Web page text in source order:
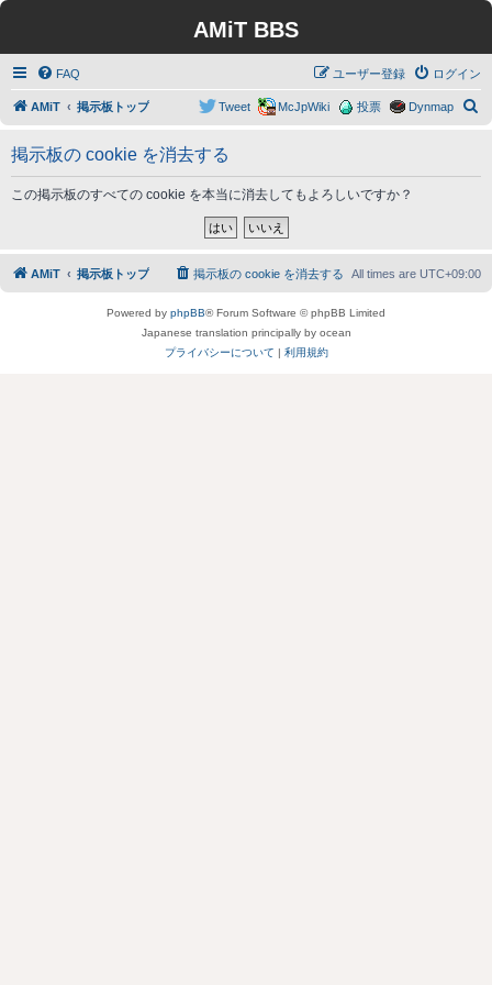
AMiT BBS
FAQ ログイン
ユーザー登録
AMiT 掲示板トップ Dynmap
投票
McJpWiki
Tweet
掲示板の cookie を消去する
この掲示板のすべての cookie を本当に消去してもよろしいですか？
AMiT 掲示板トップ All times are UTC+09:00
掲示板の cookie を消去する
Powered by phpBB® Forum Software © phpBB Limited
Japanese translation principally by ocean
プライバシーについて | 利用規約